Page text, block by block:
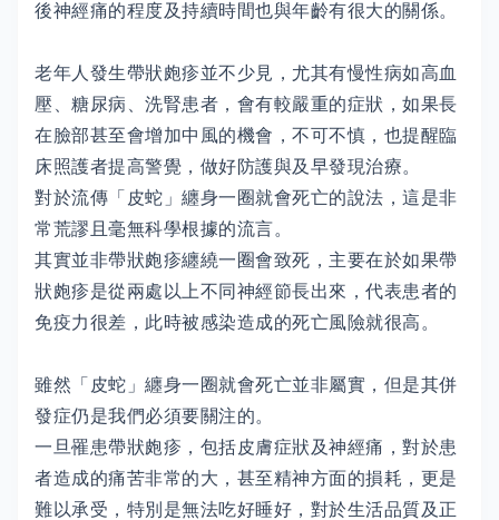
後神經痛的程度及持續時間也與年齡有很大的關係。
老年人發生帶狀皰疹並不少見，尤其有慢性病如高血
壓、糖尿病、洗腎患者，會有較嚴重的症狀，如果長
在臉部甚至會增加中風的機會，不可不慎，也提醒臨
床照護者提高警覺，做好防護與及早發現治療。
對於流傳「皮蛇」纏身一圈就會死亡的說法，這是非
常荒謬且毫無科學根據的流言。
其實並非帶狀皰疹纏繞一圈會致死，主要在於如果帶
狀皰疹是從兩處以上不同神經節長出來，代表患者的
免疫力很差，此時被感染造成的死亡風險就很高。
雖然「皮蛇」纏身一圈就會死亡並非屬實，但是其併
發症仍是我們必須要關注的。
一旦罹患帶狀皰疹，包括皮膚症狀及神經痛，對於患
者造成的痛苦非常的大，甚至精神方面的損耗，更是
難以承受，特別是無法吃好睡好，對於生活品質及正